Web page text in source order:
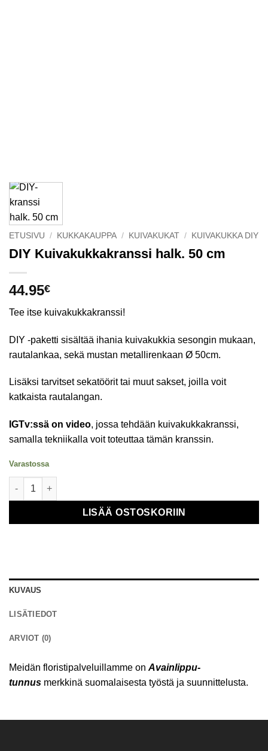
ETUSIVU / KUKKAKAUPPA / KUIVAKUKAT / KUIVAKUKKA DIY
DIY Kuivakukkakranssi halk. 50 cm
44.95€
Tee itse kuivakukkakranssi!
DIY -paketti sisältää ihania kuivakukkia sesongin mukaan,
rautalankaa, sekä mustan metallirenkaan Ø 50cm.
Lisäksi tarvitset sekatöörit tai muut sakset, joilla voit
katkaista rautalangan.
IGTv:ssä on video, jossa tehdään kuivakukkakranssi,
samalla tekniikalla voit toteuttaa tämän kranssin.
Varastossa
DIY Kuivakukkakranssi halk. 50 cm määrä
LISÄÄ OSTOSKORIIN
KUVAUS
LISÄTIEDOT
ARVIOT (0)
Meidän floristipalveluillamme on Avainlippu-
tunnus merkkinä suomalaisesta työstä ja suunnittelusta.